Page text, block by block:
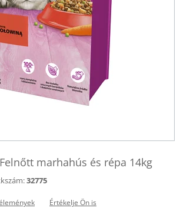
marhahús és répa 14kg
32775
Értékelje Ön is